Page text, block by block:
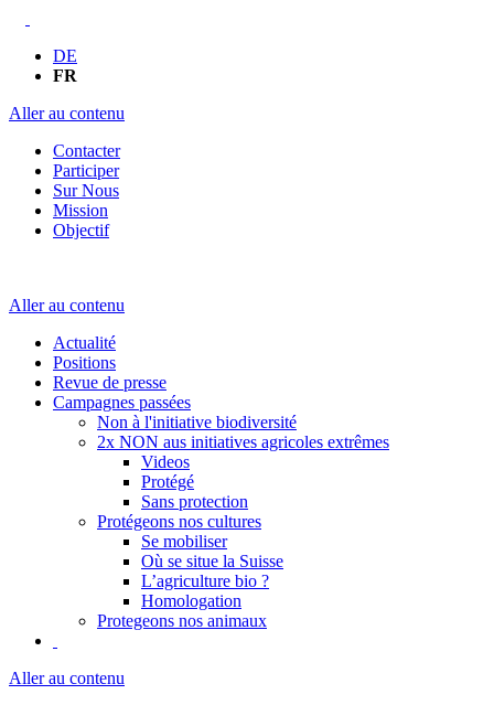
DE
FR
Aller au contenu
Contacter
Participer
Sur Nous
Mission
Objectif
Aller au contenu
Actualité
Positions
Revue de presse
Campagnes passées
Non à l'initiative biodiversité
2x NON aus initiatives agricoles extrêmes
Videos
Protégé
Sans protection
Protégeons nos cultures
Se mobiliser
Où se situe la Suisse
L’agriculture bio ?
Homologation
Protegeons nos animaux
Aller au contenu